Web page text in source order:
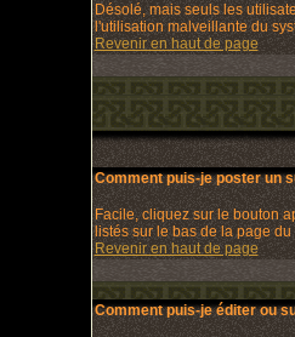
Désolé, mais seuls les
l'utilisation malveillante du
Revenir en haut de page
Comment puis-je poster un
Facile, cliquez sur le bouton
listés sur le bas de la page
Revenir en haut de page
Comment puis-je éditer ou